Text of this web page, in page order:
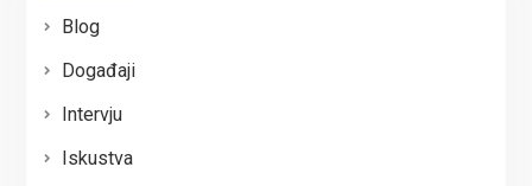
Blog
Događaji
Intervju
Iskustva